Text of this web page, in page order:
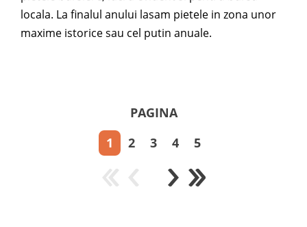
locala. La finalul anului lasam pietele in zona unor
maxime istorice sau cel putin anuale.
PAGINA
1
2 3 4 5